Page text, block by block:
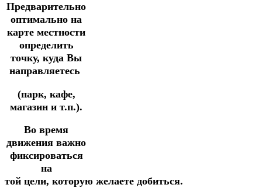
Предварительно
оптимально на
карте местности
определить
точку, куда Вы
направляетесь
(парк, кафе,
магазин и т.п.).
Во время
движения важно
фиксироваться
на
той цели, которую желаете добиться.